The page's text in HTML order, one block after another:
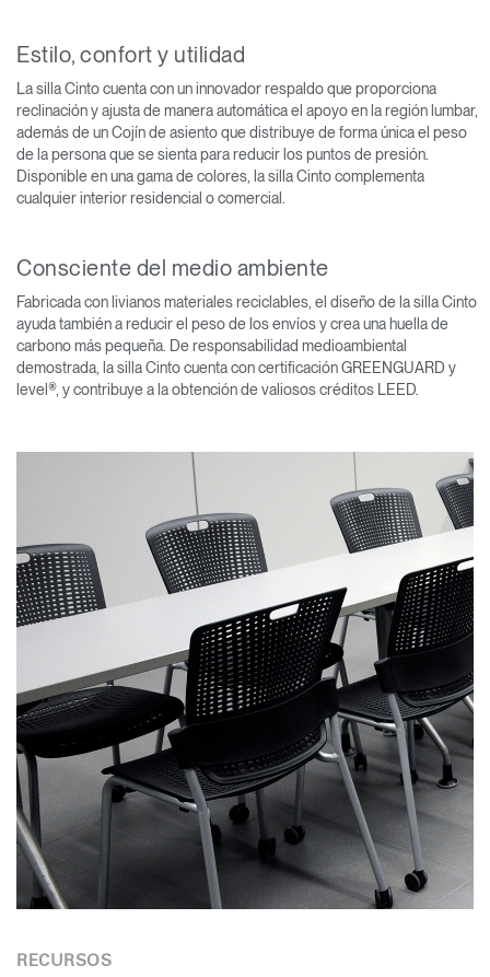
Estilo, confort y utilidad
La silla Cinto cuenta con un innovador respaldo que proporciona
reclinación y ajusta de manera automática el apoyo en la región lumbar,
además de un Cojín de asiento que distribuye de forma única el peso
de la persona que se sienta para reducir los puntos de presión.
Disponible en una gama de colores, la silla Cinto complementa
cualquier interior residencial o comercial.
Consciente del medio ambiente
Fabricada con livianos materiales reciclables, el diseño de la silla Cinto
ayuda también a reducir el peso de los envíos y crea una huella de
carbono más pequeña. De responsabilidad medioambiental
demostrada, la silla Cinto cuenta con certificación GREENGUARD y
level®, y contribuye a la obtención de valiosos créditos LEED.
RECURSOS